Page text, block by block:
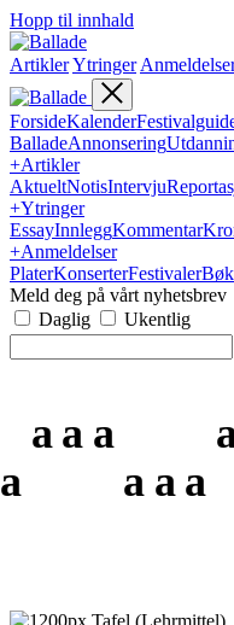
Hopp til innhald
ArtiklerYtringer
ForsideKalender
BalladeAnnonsering
+Artikler
AktueltNotisIntervju
+Ytringer
EssayInnleggKommentar
+Anmeldelser
PlaterKonserterFestivaler
Meld deg på vårt nyhetsbrev
Daglig
Ukentlig
a
a